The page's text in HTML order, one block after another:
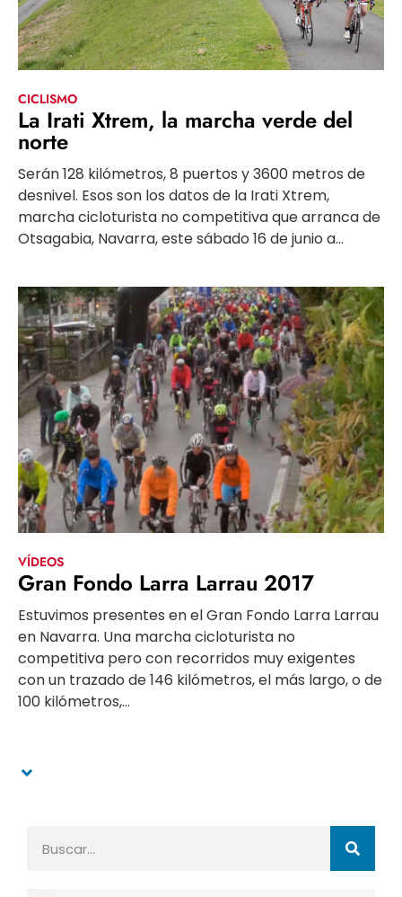
CICLISMO
La Irati Xtrem, la marcha verde del
norte
Serán 128 kilómetros, 8 puertos y 3600 metros de
desnivel. Esos son los datos de la Irati Xtrem,
marcha cicloturista no competitiva que arranca de
Otsagabia, Navarra, este sábado 16 de junio a...
VÍDEOS
Gran Fondo Larra Larrau 2017
Estuvimos presentes en el Gran Fondo Larra Larrau
en Navarra. Una marcha cicloturista no
competitiva pero con recorridos muy exigentes
con un trazado de 146 kilómetros, el más largo, o de
100 kilómetros,...